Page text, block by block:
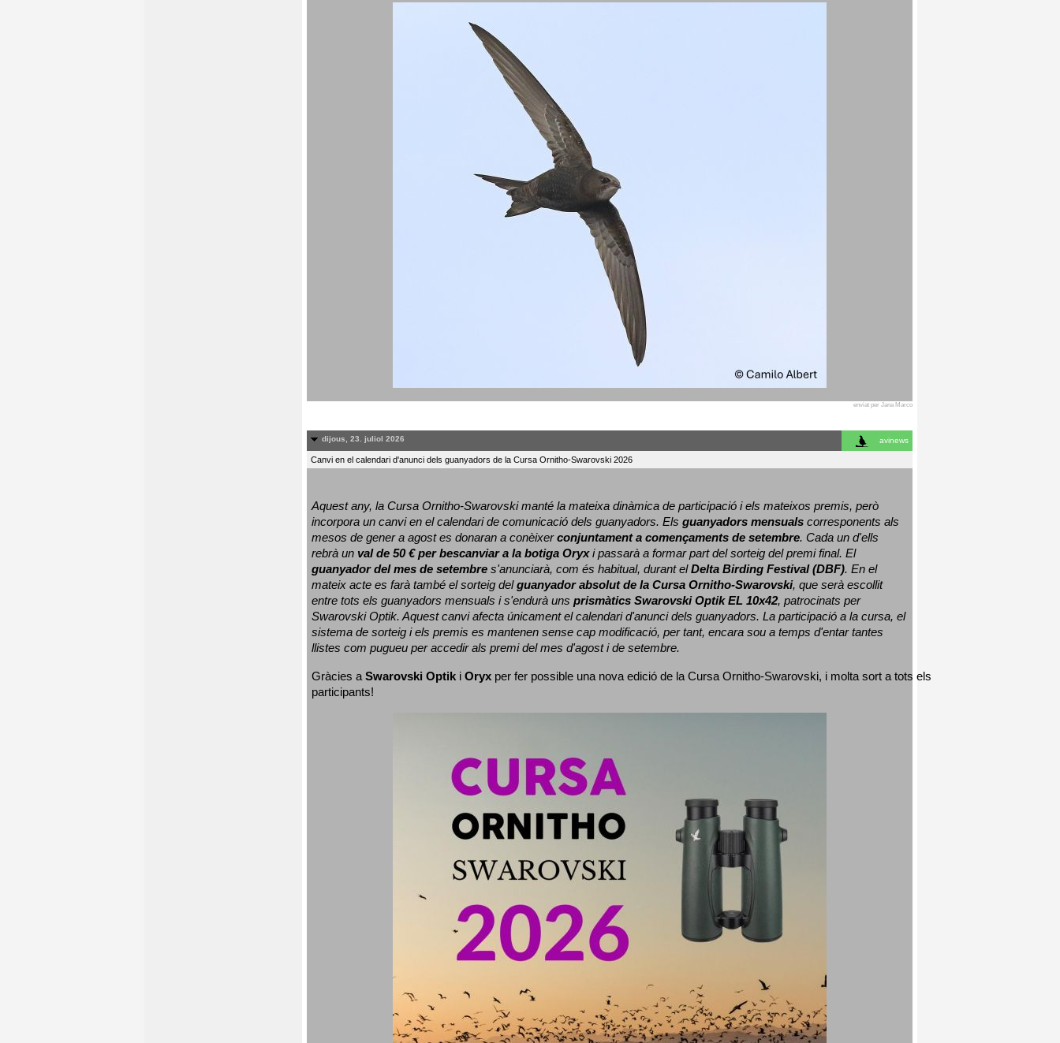
enviat per Jana Marco
dijous, 23. juliol 2026 avinews
Canvi en el calendari d'anunci dels guanyadors de la Cursa Ornitho-Swarovski 2026
Aquest any, la Cursa Ornitho-Swarovski manté la mateixa dinàmica de participació i els mateixos premis, però
incorpora un canvi en el calendari de comunicació dels guanyadors. Els guanyadors mensuals corresponents als
mesos de gener a agost es donaran a conèixer conjuntament a començaments de setembre. Cada un d'ells
rebrà un val de 50 € per bescanviar a la botiga Oryx i passarà a formar part del sorteig del premi final.
El
guanyador del mes de setembre s'anunciarà, com és habitual, durant el Delta Birding Festival (DBF). En el
mateix acte es farà també el sorteig del guanyador absolut de la Cursa Ornitho-Swarovski, que serà escollit
entre tots els guanyadors mensuals i s'endurà uns prismàtics Swarovski Optik EL 10x42, patrocinats per
Swarovski Optik. Aquest canvi afecta únicament el calendari d'anunci dels guanyadors. La participació a la cursa, el
sistema de sorteig i els premis es mantenen sense cap modificació, per tant, encara sou a temps d'entar tantes
llistes com pugueu per accedir als premi del mes d'agost i de setembre.
Gràcies a Swarovski Optik i Oryx per fer possible una nova edició de la Cursa Ornitho-Swarovski, i molta sort a tots els
participants!